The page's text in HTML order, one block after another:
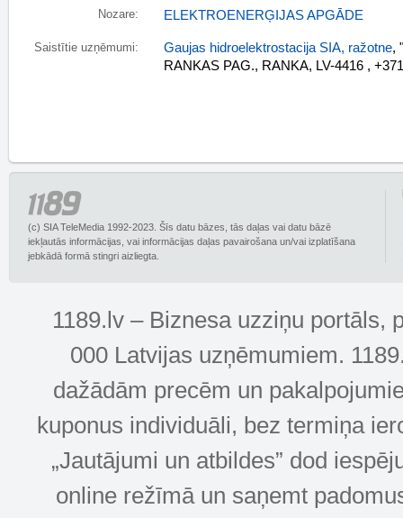
Nozare: ELEKTROENERĢIJAS APGĀDE
Saistītie uzņēmumi: Gaujas hidroelektrostacija SIA, ražotne,
RANKAS PAG., RANKA, LV-4416 ,
(c) SIA TeleMedia 1992-2023. Šīs datu bāzes, tās daļas vai datu bāzē
iekļautās informācijas, vai informācijas daļas pavairošana un/vai izplatīšana
jebkādā formā stingri aizliegta.
1189.lv – Biznesa uzziņu portāls,
000 Latvijas uzņēmumiem.
dažādām precēm un
kuponus individuāli, bez termiņa
„Jautājumi un atbildes” dod
online režīmā un saņemt